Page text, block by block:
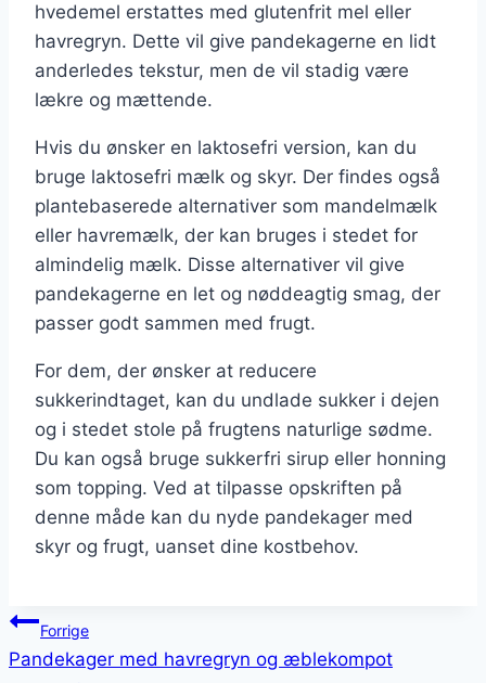
hvedemel erstattes med glutenfrit mel eller
havregryn. Dette vil give pandekagerne en lidt
anderledes tekstur, men de vil stadig være
lækre og mættende.
Hvis du ønsker en laktosefri version, kan du
bruge laktosefri mælk og skyr. Der findes også
plantebaserede alternativer som mandelmælk
eller havremælk, der kan bruges i stedet for
almindelig mælk. Disse alternativer vil give
pandekagerne en let og nøddeagtig smag, der
passer godt sammen med frugt.
For dem, der ønsker at reducere
sukkerindtaget, kan du undlade sukker i dejen
og i stedet stole på frugtens naturlige sødme.
Du kan også bruge sukkerfri sirup eller honning
som topping. Ved at tilpasse opskriften på
denne måde kan du nyde pandekager med
skyr og frugt, uanset dine kostbehov.
Indlægsnavigation
Forrige
Pandekager med havregryn og æblekompot